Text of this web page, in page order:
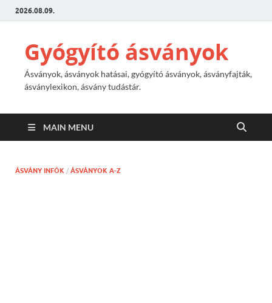
2026.08.09.
Gyógyító ásványok
Ásványok, ásványok hatásai, gyógyító ásványok, ásványfajták,
ásványlexikon, ásvány tudástár.
MAIN MENU
ÁSVÁNY INFÓK / ÁSVÁNYOK A-Z